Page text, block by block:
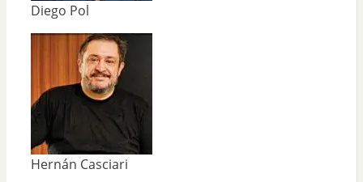
Diego Pol
Hernán Casciari